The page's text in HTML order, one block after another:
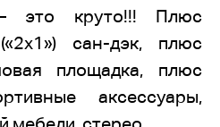
это круто!!! Плюс
сан-дэк, плюс
площадка, плюс
аксессуары,